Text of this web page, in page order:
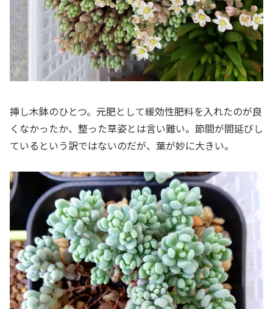
挿し木鉢のひとつ。元肥として緩効性肥料を入れたのが良
くなかったか、整った草姿とは言い難い。節間が間延びし
ているという訳ではないのだが、葉が妙に大きい。